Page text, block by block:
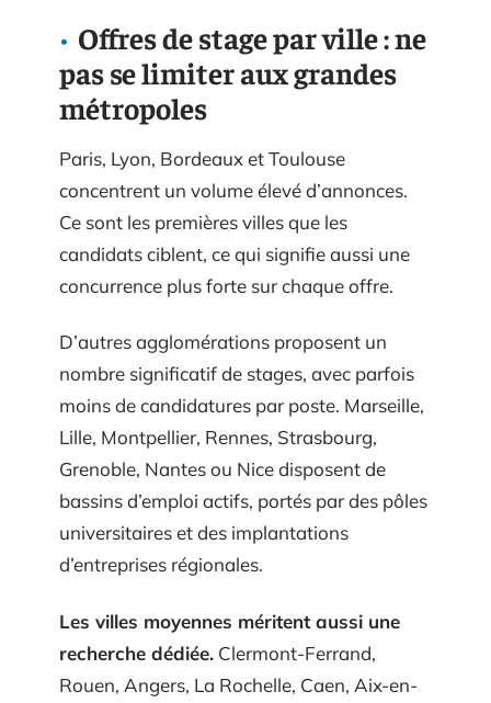
Offres de stage par ville : ne
pas se limiter aux grandes
métropoles
Paris, Lyon, Bordeaux et Toulouse
concentrent un volume élevé d’annonces.
Ce sont les premières villes que les
candidats ciblent, ce qui signifie aussi une
concurrence plus forte sur chaque offre.
D’autres agglomérations proposent un
nombre significatif de stages, avec parfois
moins de candidatures par poste. Marseille,
Lille, Montpellier, Rennes, Strasbourg,
Grenoble, Nantes ou Nice disposent de
bassins d’emploi actifs, portés par des pôles
universitaires et des implantations
d’entreprises régionales.
Les villes moyennes méritent aussi une
recherche dédiée. Clermont-Ferrand,
Rouen, Angers, La Rochelle, Caen, Aix-en-